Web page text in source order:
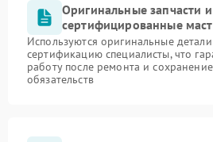
Оригинальные запчасти и
сертифицированные
Используются оригинальные
сертификацию специалисты, что
работу после ремонта и
обязательств